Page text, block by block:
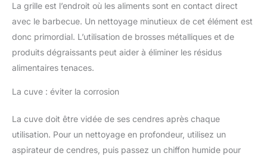
La grille est l’endroit où les aliments sont en contact direct
avec le barbecue. Un nettoyage minutieux de cet élément est
donc primordial. L’utilisation de brosses métalliques et de
produits dégraissants peut aider à éliminer les résidus
alimentaires tenaces.
La cuve : éviter la corrosion
La cuve doit être vidée de ses cendres après chaque
utilisation. Pour un nettoyage en profondeur, utilisez un
aspirateur de cendres, puis passez un chiffon humide pour